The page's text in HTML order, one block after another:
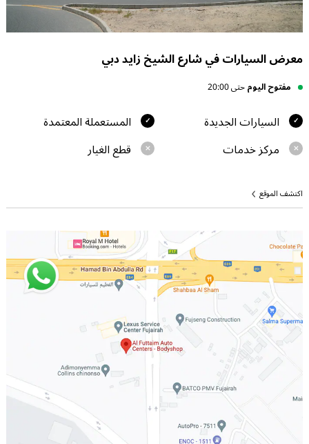
معرض السيارات في شارع الشيخ زايد دبي
مفتوح اليومحتى 20:00
السيارات الجديدة
المستعملة المعتمدة
مركز خدمات
قطع الغيار
اكتشف الموقع